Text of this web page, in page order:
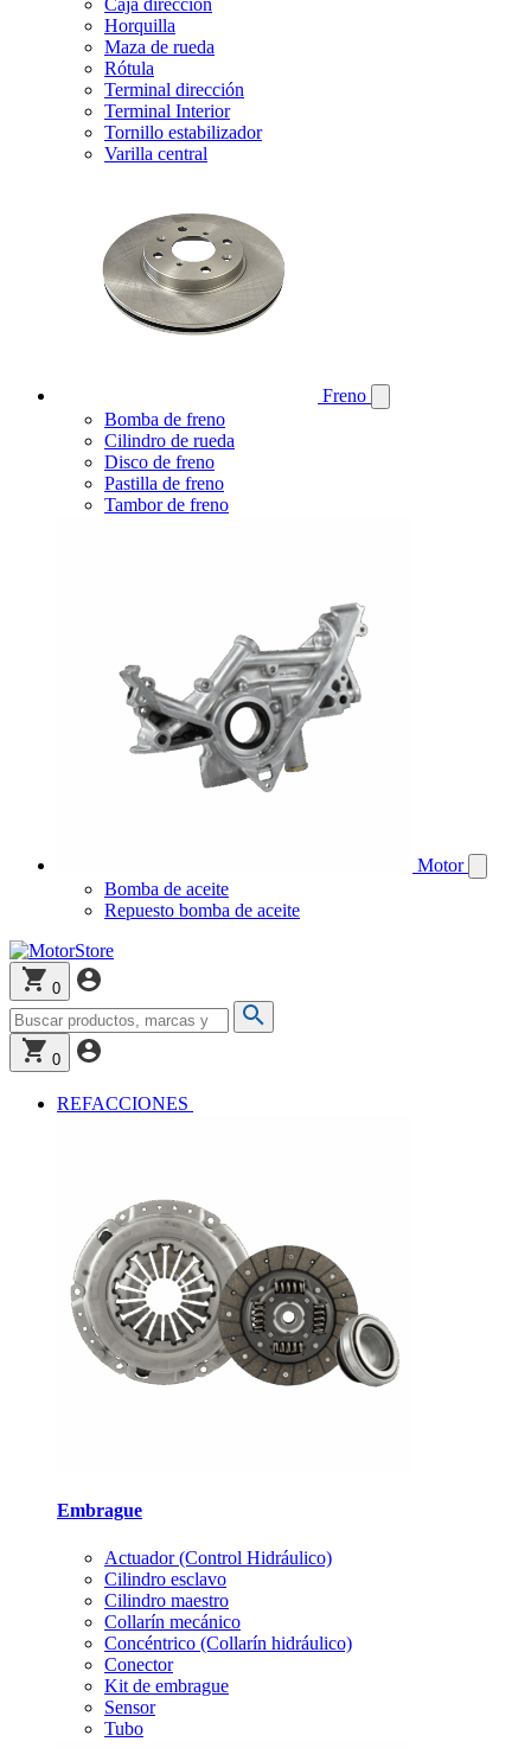
Caja dirección
Horquilla
Maza de rueda
Rótula
Terminal dirección
Terminal Interior
Tornillo estabilizador
Varilla central
Freno
Bomba de freno
Cilindro de rueda
Disco de freno
Pastilla de freno
Tambor de freno
Motor
Bomba de aceite
Repuesto bomba de aceite
0
0
REFACCIONES
Embrague
Actuador (Control Hidráulico)
Cilindro esclavo
Cilindro maestro
Collarín mecánico
Concéntrico (Collarín hidráulico)
Conector
Kit de embrague
Sensor
Tubo